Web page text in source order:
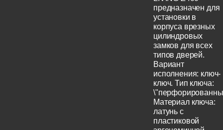
предназначен для
установки в
корпуса врезных
цилиндровых
замков для всех
типов дверей.
Вариант
исполнения: ключ-
ключ. Тип ключа:
Материал ключа:
латунь с
пластиковой